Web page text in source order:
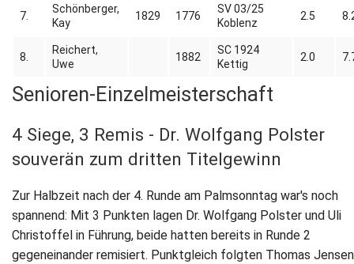
7.
Schönberger,
Kay
1829 1776
SV 03/25
Koblenz
2.5
8.
Reichert,
Uwe
1882
SC 1924
Kettig
2.0
Senioren-Einzelmeisterschaft
4 Siege, 3 Remis - Dr. Wolfgang Polster
souverän zum dritten Titelgewinn
Zur Halbzeit nach der 4. Runde am Palmsonntag war's noch
spannend: Mit 3 Punkten lagen Dr. Wolfgang Polster und Uli
Christoffel in Führung, beide hatten bereits in Runde 2
gegeneinander remisiert. Punktgleich folgten Thomas